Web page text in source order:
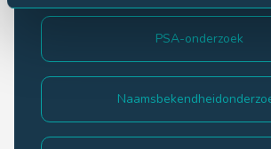
PSA-onderzoek